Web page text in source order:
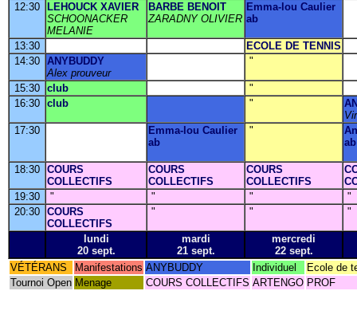
12:30
LEHOUCK XAVIER
SCHOONACKER
MELANIE
BARBE BENOIT
ZARADNY OLIVIER
Emma-lou Caulier
ab
13:30
ECOLE DE TENNIS
14:30 ANYBUDDY
Alex prouveur
"
15:30 club
"
16:30 club "
17:30
Emma-lou Caulier
ab
"
ab
18:30 COURS
COLLECTIFS
COURS
COLLECTIFS
COURS
COLLECTIFS
19:30
" " "
"
20:30 COURS
COLLECTIFS
" " "
lundi
20 sept.
mardi
21 sept.
mercredi
22 sept.
VÉTÉRANS
Manifestations ANYBUDDY Individuel
Ecole de
Tournoi Open Menage COURS COLLECTIFS ARTENGO PROF